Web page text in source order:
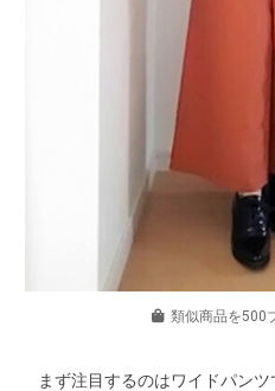
類似商品を500
まず注目するのはワイドパン